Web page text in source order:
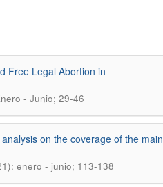
Free Legal Abortion in
- Junio; 29-46
on the coverage of the main
enero - junio; 113-138